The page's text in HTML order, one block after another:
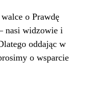
o Prawdę
nasi widzowie i
oddając w
o wsparcie